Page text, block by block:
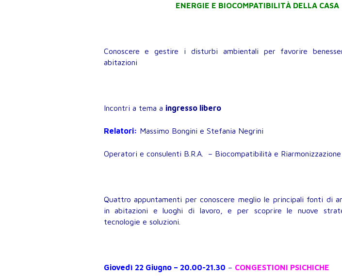
ENERGIE E BIOCOMPATIBILITÀ DELLA CASA
Conoscere e gestire i disturbi ambientali per favorire
abitazioni
Incontri a tema a ingresso libero
Relatori: Massimo Bongini e Stefania Negrini
Operatori e consulenti B.R.A. – Biocompatibilità e
Quattro appuntamenti per conoscere meglio le principali fonti di
in abitazioni e luoghi di lavoro, e per scoprire le nuove
tecnologie e soluzioni.
Giovedì 22 Giugno – 20.00-21.30 – CONGESTIONI PSICHICHE